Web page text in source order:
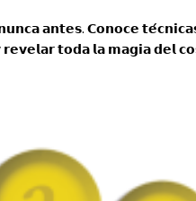
𝗮𝗻𝘁𝗲𝘀. 𝗖𝗼𝗻𝗼𝗰𝗲
𝗿𝗲𝘃𝗲𝗹𝗮𝗿 𝘁𝗼𝗱𝗮 𝗹𝗮 𝗺𝗮𝗴𝗶𝗮 𝗱𝗲𝗹